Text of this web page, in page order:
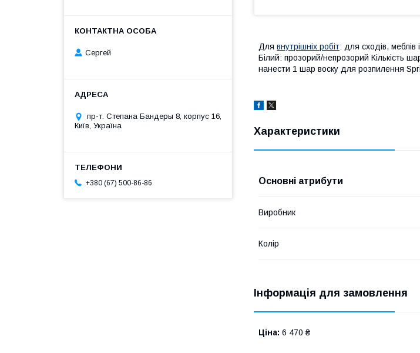
Для внутрішніх робіт: для сходів,
Білий: прозорий/непрозорий Кількість
нанести 1 шар воску для розпилення
Характеристики
Основні атрибути
Виробник
Колір
Інформація для замовлення
Ціна: 6 470 ₴
Сергей
пр-т. Степана Бандеры 8, корпус 16,
Київ, Україна
+380 (67) 500-86-86